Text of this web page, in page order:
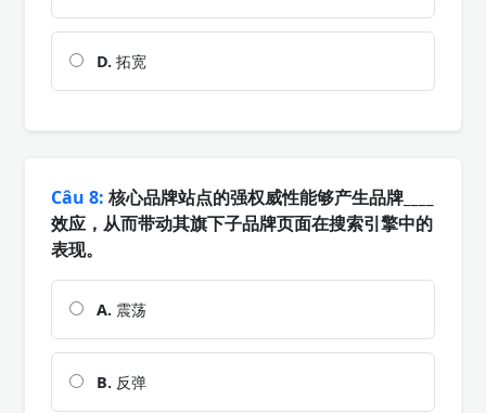
D. 拓宽
Câu 8: 核心品牌站点的强权威性能够产生品牌____
效应，从而带动其旗下子品牌页面在搜索引擎中的
表现。
A. 震荡
B. 反弹